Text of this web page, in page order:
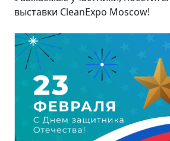
выставки CleanExpo Moscow!